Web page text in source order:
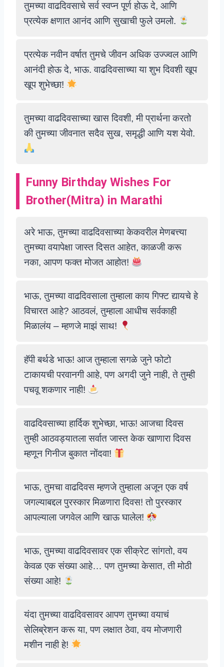
तुमच्या वाढदिवसाचे सर्व स्वप्न पूर्ण होऊ दे, आणि
प्रत्येक क्षणात आनंद आणि सुखाची फुले उमलो.
प्रत्येक नवीन वर्षात तुमचे जीवन अधिक उज्ज्वल आणि
आनंदी होऊ दे, भाऊ. वाढदिवसाच्या या शुभ दिवशी खूप
खूप शुभेच्छा!
तुमच्या वाढदिवसाच्या खास दिवशी, मी प्रार्थना करतो
की तुमच्या जीवनात सदैव सुख, समृद्धी आणि यश येवो.
Funny Birthday Wishes For
Brother(Mitra) in Marathi
अरे भाऊ, तुमच्या वाढदिवसाच्या केकवरील मेणबत्त्या
तुमच्या वयापेक्षा जास्त दिसत आहेत, काळजी करू
नका, आपण फक्त मोजत आहोत!
भाऊ, तुमच्या वाढदिवसाला तुम्हाला काय गिफ्ट द्यायचे हे
विचारत आहे? आठवलं, तुम्हाला आधीच सर्वकाही
मिळालंय – म्हणजे माझं साथ!
हॅपी बर्थडे भाऊ! आज तुम्हाला सगळे जुने फोटो
टाकायची परवानगी आहे, पण अगदी जुने नाही, ते तुम्ही
पचवू शकणार नाही!
वाढदिवसाच्या हार्दिक शुभेच्छा, भाऊ! आजचा दिवस
तुम्ही आठवड्यातला सर्वात जास्त केक खाणारा दिवस
म्हणून गिनीज बुकात नोंदवा!
भाऊ, तुमचा वाढदिवस म्हणजे तुम्हाला अजून एक वर्ष
जगल्याबद्दल पुरस्कार मिळणारा दिवस! तो पुरस्कार
आपल्याला जगवेल आणि खाऊ घालेल!
भाऊ, तुमच्या वाढदिवसावर एक सीक्रेट सांगतो, वय
केवळ एक संख्या आहे… पण तुमच्या केसात, ती मोठी
संख्या आहे!
यंदा तुमच्या वाढदिवसावर आपण तुमच्या वयाचं
सेलिब्रेशन करू या, पण लक्षात ठेवा, वय मोजणारी
मशीन नाही हे!